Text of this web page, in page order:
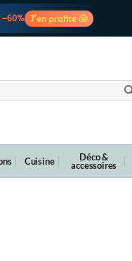
–60% J’en profite 🐚
Cuisine Déco &
accessoires